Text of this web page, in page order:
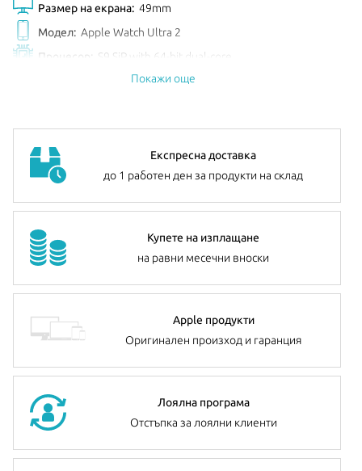
Размер на екрана: 49mm
Модел: Apple Watch Ultra 2
Процесор:
S9 SiP with 64-bit dual-core
Анонсиран: Септември 2024
Допълнителна информация: можете да намерите
Покажи още
Експресна доставка
до 1 работен ден за продукти на склад
Купете на изплащане
на равни месечни вноски
Apple продукти
Оригинален произход и гаранция
Лоялна програма
Отстъпка за лоялни клиенти